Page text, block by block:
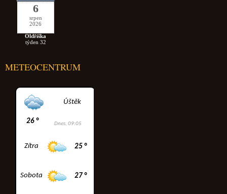
6
srpen
2026
Oldřiška
týden 32
METEOCENTRUM